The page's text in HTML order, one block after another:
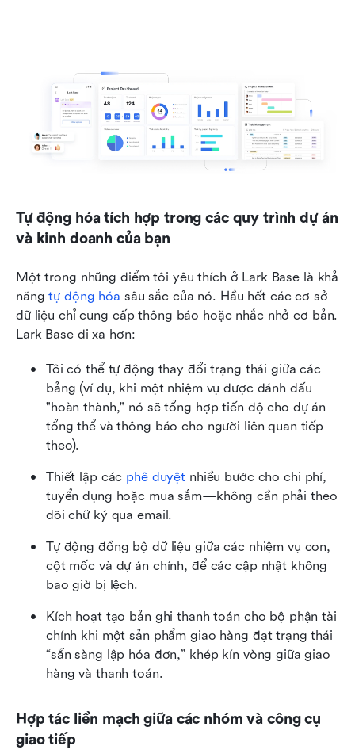
Tự động hóa tích hợp trong các quy trình dự án
và kinh doanh của bạn
Một trong những điểm tôi yêu thích ở Lark Base là khả
năng tự động hóa sâu sắc của nó. Hầu hết các cơ sở
dữ liệu chỉ cung cấp thông báo hoặc nhắc nhở cơ bản.
Lark Base đi xa hơn:
Tôi có thể tự động thay đổi trạng thái giữa các
bảng (ví dụ, khi một nhiệm vụ được đánh dấu
"hoàn thành," nó sẽ tổng hợp tiến độ cho dự án
tổng thể và thông báo cho người liên quan tiếp
theo).
Thiết lập các phê duyệt nhiều bước cho chi phí,
tuyển dụng hoặc mua sắm—không cần phải theo
dõi chữ ký qua email.
Tự động đồng bộ dữ liệu giữa các nhiệm vụ con,
cột mốc và dự án chính, để các cập nhật không
bao giờ bị lệch.
Kích hoạt tạo bản ghi thanh toán cho bộ phận tài
chính khi một sản phẩm giao hàng đạt trạng thái
“sẵn sàng lập hóa đơn,” khép kín vòng giữa giao
hàng và thanh toán.
Hợp tác liền mạch giữa các nhóm và công cụ
giao tiếp